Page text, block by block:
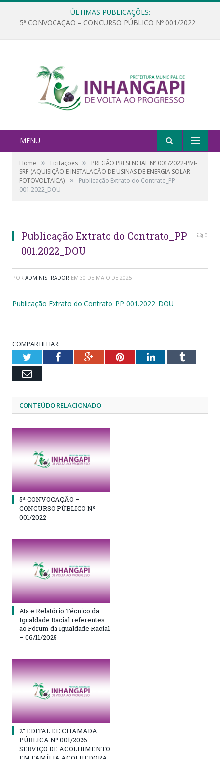
ÚLTIMAS PUBLICAÇÕES:
5ª CONVOCAÇÃO – CONCURSO PÚBLICO Nº 001/2022
MENU
Home » Licitações »
PREGÃO PRESENCIAL Nº 001/2022-PMI-
SRP (AQUISIÇÃO E INSTALAÇÃO DE USINAS DE ENERGIA SOLAR
FOTOVOLTAICA) »
Publicação Extrato do Contrato_PP
001.2022_DOU
Publicação Extrato do Contrato_PP
001.2022_DOU
0
POR ADMINISTRADOR EM 30 DE MAIO DE 2025
Publicação Extrato do Contrato_PP 001.2022_DOU
COMPARTILHAR:
TwitterFacebookGoogle+PinterestLinkedInTumblr
Email
CONTEÚDO RELACIONADO
5ª CONVOCAÇÃO –
CONCURSO PÚBLICO Nº
001/2022
Ata e Relatório Técnico da
Igualdade Racial referentes
ao Fórum da Igualdade Racial
– 06/11/2025
2° EDITAL DE CHAMADA
PÚBLICA Nº 001/2026
SERVIÇO DE ACOLHIMENTO